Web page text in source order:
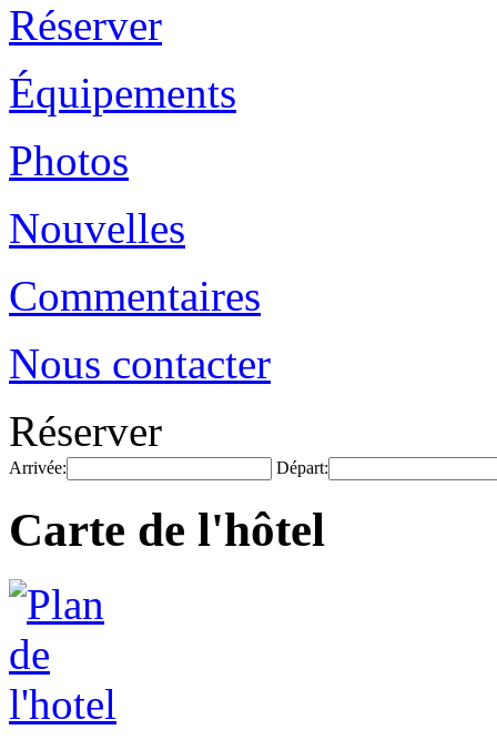
Réserver
Équipements
Photos
Nouvelles
Commentaires
Nous contacter
Réserver
Arrivée: Départ:
Carte de l'hôtel